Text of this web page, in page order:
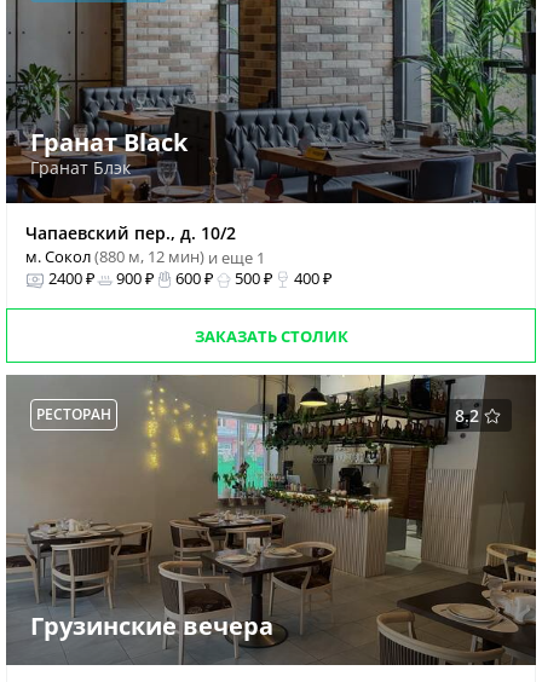
Гранат Black
Гранат Блэк
Чапаевский пер., д. 10/2
м. Сокол(880 м, 12 мин) и еще 1
2400 ₽
900 ₽ 600 ₽ 500 ₽ 400 ₽
ЗАКАЗАТЬ СТОЛИК
8.2
РЕСТОРАН
Грузинские вечера